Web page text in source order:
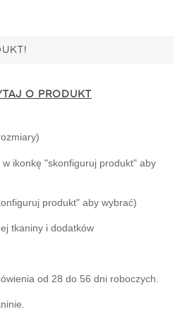
O PRODUKT
ikonkę "skonfiguruj produkt" aby
produkt" aby wybrać)
tkaniny i dodatków
od 28 do 56 dni roboczych.